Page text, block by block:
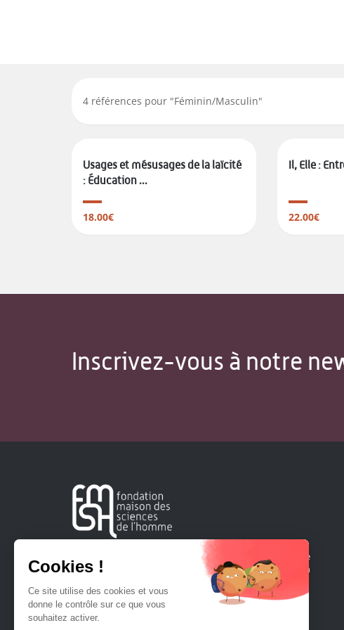
4 références pour "Féminin/Masculin"
Usages et mésusages de la laïcité
: Éducation ...
18.00€
Il, Elle :
22.00€
Inscrivez-vous à notre
Créée en 1963, la Fondation Maison Sciences de l'Homme
soutient la recherche et la diffusion des connaissances en